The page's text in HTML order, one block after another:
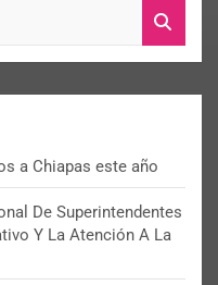
a Chiapas este año
De Superintendentes
Y La Atención A La